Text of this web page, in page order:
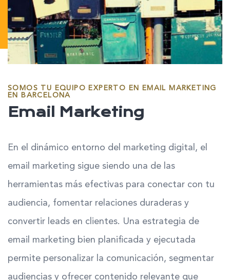
SOMOS TU EQUIPO EXPERTO EN EMAIL MARKETING
EN BARCELONA
Email Marketing
En el dinámico entorno del marketing digital, el
email marketing sigue siendo una de las
herramientas más efectivas para conectar con tu
audiencia, fomentar relaciones duraderas y
convertir leads en clientes. Una estrategia de
email marketing bien planificada y ejecutada
permite personalizar la comunicación, segmentar
audiencias y ofrecer contenido relevante que